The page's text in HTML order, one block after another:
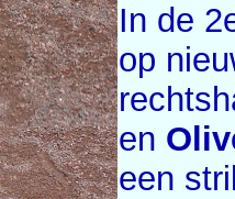
In de
op
en
een